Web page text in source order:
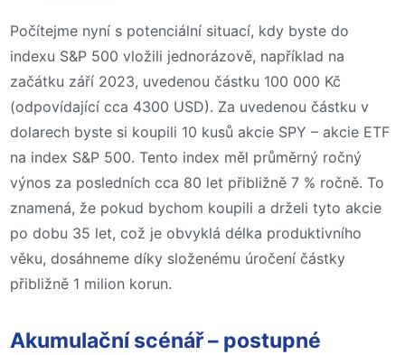
Počítejme nyní s potenciální situací, kdy byste do
indexu S&P 500 vložili jednorázově, například na
začátku září 2023, uvedenou částku 100 000 Kč
(odpovídající cca 4300 USD). Za uvedenou částku v
dolarech byste si koupili 10 kusů akcie SPY – akcie ETF
na index S&P 500. Tento index měl průměrný ročný
výnos za posledních cca 80 let přibližně 7 % ročně. To
znamená, že pokud bychom koupili a drželi tyto akcie
po dobu 35 let, což je obvyklá délka produktivního
věku, dosáhneme díky složenému úročení částky
přibližně 1 milion korun.
Akumulační scénář – postupné